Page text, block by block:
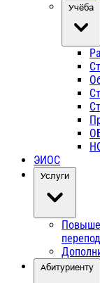
Учёба
ЭИОС
Услуги
Абитуриенту